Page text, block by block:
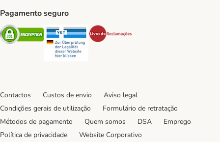
Pagamento seguro
Security Security
Contactos Custos de envio
Aviso legal
Condições gerais de utilização
Formulário de retratação
Métodos de pagamento
Quem somos DSA
Emprego
Política de privacidade
Website Corporativo